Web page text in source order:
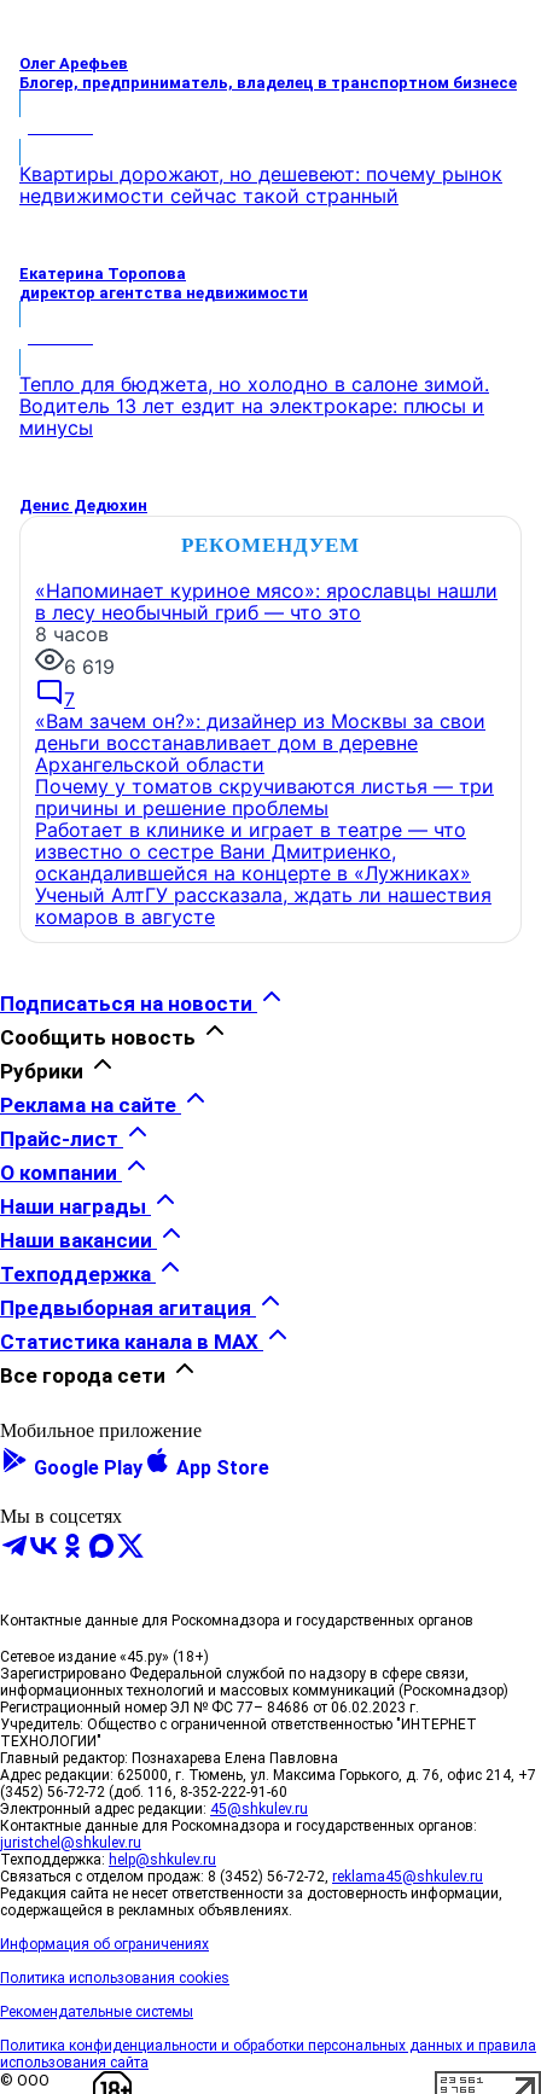
Олег Арефьев
Блогер, предприниматель, владелец в транспортном бизнесе
Квартиры дорожают, но дешевеют: почему рынок
недвижимости сейчас такой странный
Екатерина Торопова
директор агентства недвижимости
Тепло для бюджета, но холодно в салоне зимой.
Водитель 13 лет ездит на электрокаре: плюсы и
минусы
Денис Дедюхин
РЕКОМЕНДУЕМ
«Напоминает куриное мясо»: ярославцы нашли
в лесу необычный гриб — что это
8 часов
6 619
7
«Вам зачем он?»: дизайнер из Москвы за свои
деньги восстанавливает дом в деревне
Архангельской области
Почему у томатов скручиваются листья — три
причины и решение проблемы
Работает в клинике и играет в театре — что
известно о сестре Вани Дмитриенко,
оскандалившейся на концерте в «Лужниках»
Ученый АлтГУ рассказала, ждать ли нашествия
комаров в августе
Подписаться на новости
Сообщить новость
Рубрики
Реклама на сайте
Прайс-лист
О компании
Наши награды
Наши вакансии
Техподдержка
Предвыборная агитация
Статистика канала в MAX
Все города сети
Мобильное приложение
Google Play App Store
Мы в соцсетях
Контактные данные для Роскомнадзора и государственных органов
Сетевое издание «45.ру» (18+)
Зарегистрировано Федеральной службой по надзору в сфере связи,
информационных технологий и массовых коммуникаций (Роскомнадзор)
Регистрационный номер ЭЛ № ФС 77– 84686 от 06.02.2023 г.
Учредитель: Общество с ограниченной ответственностью "ИНТЕРНЕТ
ТЕХНОЛОГИИ"
Главный редактор: Познахарева Елена Павловна
Адрес редакции: 625000, г. Тюмень, ул. Максима Горького, д. 76, офис 214, +7
(3452) 56-72-72 (доб. 116, 8-352-222-91-60
Электронный адрес редакции: 45@shkulev.ru
Контактные данные для Роскомнадзора и государственных органов:
juristchel@shkulev.ru
Техподдержка: help@shkulev.ru
Связаться с отделом продаж: 8 (3452) 56-72-72, reklama45@shkulev.ru
Редакция сайта не несет ответственности за достоверность информации,
содержащейся в рекламных объявлениях.
Информация об ограничениях
Политика использования cookies
Рекомендательные системы
Политика конфиденциальности и обработки персональных данных и правила
использования сайта
© ООО